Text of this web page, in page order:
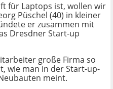
für Laptops ist, wollen wir
Püschel (40) in kleiner
er zusammen mit
Dresdner Start-up
große Firma so
wie man in der Start-up-
meint.